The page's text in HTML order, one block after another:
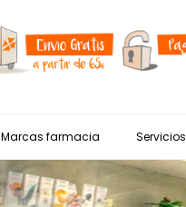
Marcas farmacia Servicios